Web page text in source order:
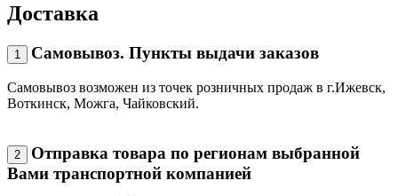
Доставка
1 Самовывоз. Пункты выдачи заказов
Самовывоз возможен из точек розничных продаж в г.Ижевск,
Воткинск, Можга, Чайковский.
2
Отправка товара по регионам выбранной
Вами транспортной компанией